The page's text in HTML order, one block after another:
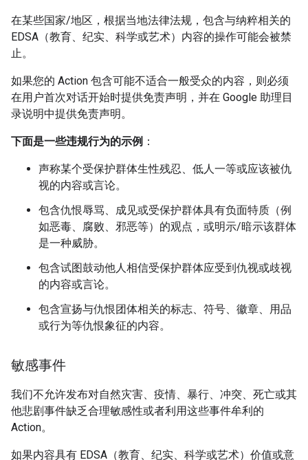
在某些国家/地区，根据当地法律法规，包含与纳粹相关的
EDSA（教育、纪实、科学或艺术）内容的操作可能会被禁
止。
如果您的 Action 包含可能不适合一般受众的内容，则必须
在用户首次对话开始时提供免责声明，并在 Google 助理目
录说明中提供免责声明。
下面是一些违规行为的示例 ：
声称某个受保护群体生性残忍、低人一等或应该被仇
视的内容或言论。
包含仇恨辱骂、成见或受保护群体具有负面特质（例
如恶毒、腐败、邪恶等）的观点，或明示/暗示该群体
是一种威胁。
包含试图鼓动他人相信受保护群体应受到仇视或歧视
的内容或言论。
包含宣扬与仇恨团体相关的标志、符号、徽章、用品
或行为等仇恨象征的内容。
敏感事件
我们不允许发布对自然灾害、疫情、暴行、冲突、死亡或其
他悲剧事件缺乏合理敏感性或者利用这些事件牟利的
Action。
如果内容具有 EDSA（教育、纪实、科学或艺术）价值或意